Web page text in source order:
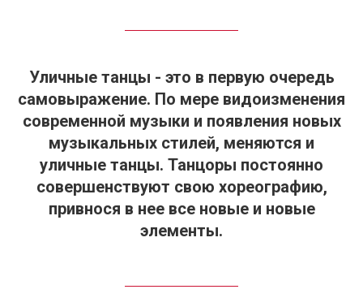
Уличные танцы - это в первую очередь
самовыражение. По мере видоизменения
современной музыки и появления новых
музыкальных стилей, меняются и
уличные танцы. Танцоры постоянно
совершенствуют свою хореографию,
привнося в нее все новые и новые
элементы.